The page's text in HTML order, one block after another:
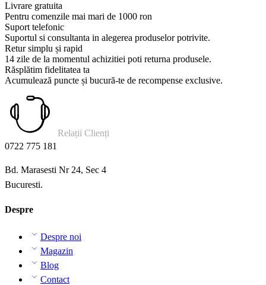
Livrare gratuita
Pentru comenzile mai mari de 1000 ron
Suport telefonic
Suportul si consultanta in alegerea produselor potrivite.
Retur simplu și rapid
14 zile de la momentul achizitiei poti returna produsele.
Răsplătim fidelitatea ta
Acumulează puncte și bucură-te de recompense exclusive.
Relații Clienți
0722 775 181
Bd. Marasesti Nr 24, Sec 4
Bucuresti.
Despre
Despre noi
Magazin
Blog
Contact